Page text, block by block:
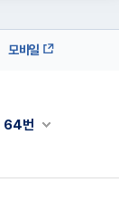
모바일
채널안내 펼쳐
64번